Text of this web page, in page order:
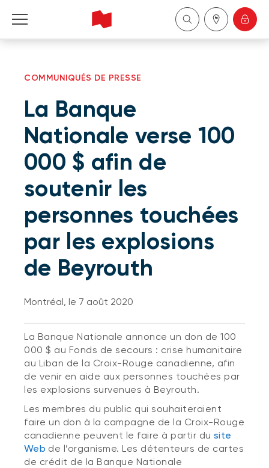
Gestion de patrimoine
À propos de nous
Devenir client
English
COMMUNIQUÉS DE PRESSE
La Banque
Nationale verse 100
000 $ afin de
soutenir les
personnes touchées
par les explosions
de Beyrouth
Montréal, le 7 août 2020
La Banque Nationale annonce un don de 100
000 $ au Fonds de secours : crise humanitaire
au Liban de la Croix-Rouge canadienne, afin
de venir en aide aux personnes touchées par
les explosions survenues à Beyrouth.
Les membres du public qui souhaiteraient
faire un don à la campagne de la Croix-Rouge
canadienne peuvent le faire à partir du site
Web de l’organisme. Les détenteurs de cartes
de crédit de la Banque Nationale